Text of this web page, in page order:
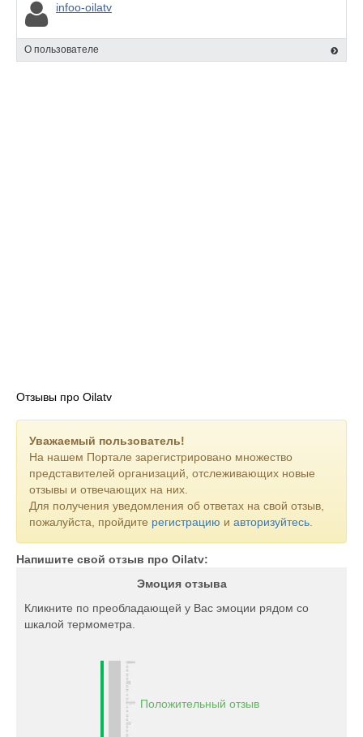
infoo-oilatv
О пользователе
Отзывы про Oilatv
Уважаемый пользователь!
На нашем Портале зарегистрировано множество
представителей организаций, отслеживающих новые
отзывы и отвечающих на них.
Для получения уведомления об ответах на свой отзыв,
пожалуйста, пройдите регистрацию и авторизуйтесь
Напишите свой отзыв про Oilatv:
Эмоция отзыва
Кликните по преобладающей у Вас эмоции рядом со
шкалой термометра.
Положительный отзыв